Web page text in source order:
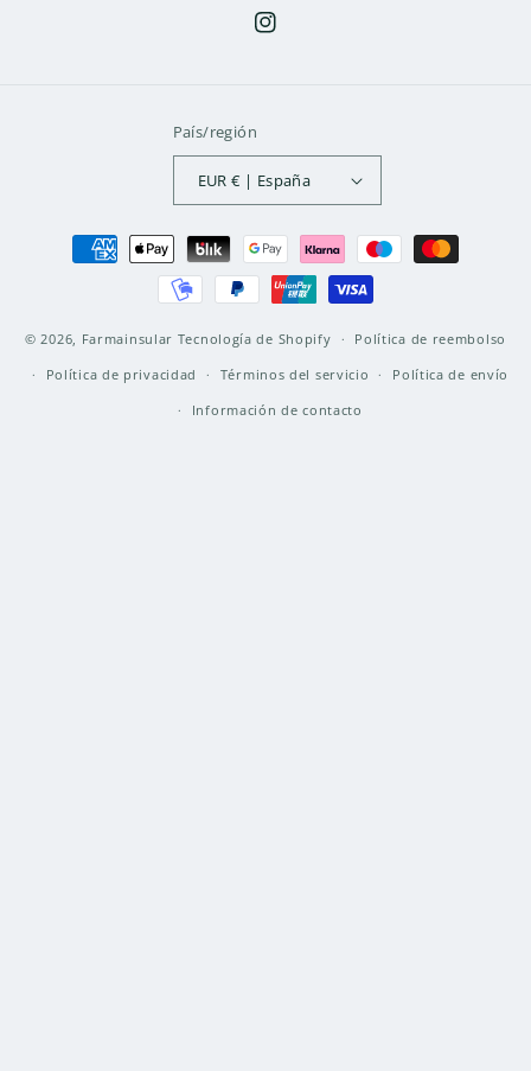
Instagram
País/región
EUR € | España
Formas
© 2026, Farmainsular Tecnología de Shopify
Política de reembolso
Política de privacidad
Términos del servicio
Política de envío
Información de contacto